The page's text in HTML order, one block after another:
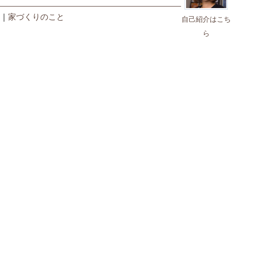
自己紹介はこち
ら
家づくりのこと